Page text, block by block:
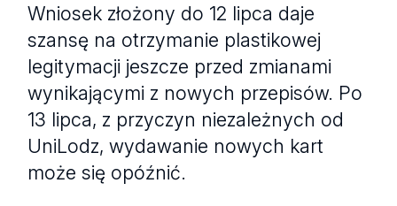
Wniosek złożony do 12 lipca daje
szansę na otrzymanie plastikowej
legitymacji jeszcze przed zmianami
wynikającymi z nowych przepisów. Po
13 lipca, z przyczyn niezależnych od
UniLodz, wydawanie nowych kart
może się opóźnić.